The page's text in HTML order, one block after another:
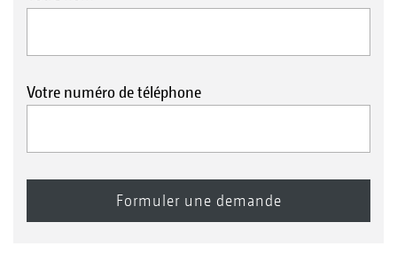
de l’arbre à cardan
Votre numéro de téléphone